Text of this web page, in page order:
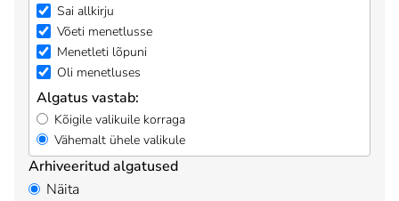
Sai allkirju
Võeti menetlusse
Menetleti lõpuni
Oli menetluses
Algatus vastab:
Kõigile valikuile korraga
Vähemalt ühele valikule
Arhiveeritud algatused
Näita